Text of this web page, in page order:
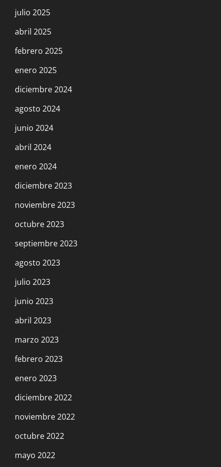
Escándalo en el Trotskismo Argentino
The Part-Time Fight for $25 at UPS, the
Betrayal of TDU, and the reformist Left of
DSA and FRSO
This is Not a Movie; it is Class War:
14 julio, 2023
Foro: La guerra interimperialista en
13 junio, 2023
¡Por un 1ro de Mayo Obrero, Socialista e
Internacionalista!
mujeres iraníes y afganas, luchar contra el
fundamentalismo y el feminicidio
8 marzo, 2023
6 marzo, 2023
julio 2025
abril 2025
febrero 2025
enero 2025
diciembre 2024
agosto 2024
junio 2024
abril 2024
enero 2024
diciembre 2023
noviembre 2023
octubre 2023
septiembre 2023
agosto 2023
julio 2023
junio 2023
abril 2023
marzo 2023
febrero 2023
enero 2023
diciembre 2022
noviembre 2022
octubre 2022
mayo 2022